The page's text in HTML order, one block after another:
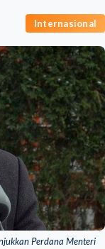
Internasional
Perdana Menteri